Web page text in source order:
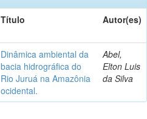
Título Autor(es)
Dinâmica ambiental da
bacia hidrográfica do
Rio Juruá na Amazônia
ocidental.
Abel,
Elton Luis
da Silva